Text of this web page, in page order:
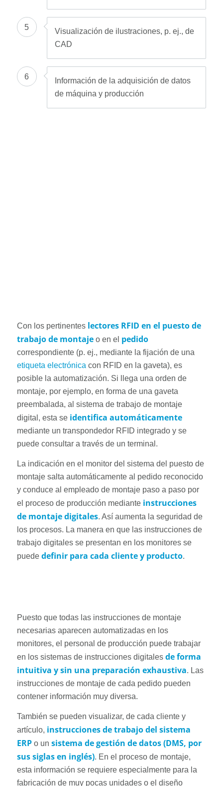
5
Visualización de ilustraciones, p. ej., de
CAD
6
Información de la adquisición de datos
de máquina y producción
Con los pertinentes lectores RFID en el puesto de
trabajo de montajeo en el pedido
correspondiente (p. ej., mediante la fijación de una
etiqueta electrónica con RFID en la gaveta), es
posible la automatización. Si llega una orden de
montaje, por ejemplo, en forma de una gaveta
preembalada, al sistema de trabajo de montaje
digital, esta se identifica automáticamente
mediante un transpondedor RFID integrado y se
puede consultar a través de un terminal.
La indicación en el monitor del sistema del puesto de
montaje salta automáticamente al pedido reconocido
y conduce al empleado de montaje paso a paso por
el proceso de producción mediante instrucciones
de montaje digitales. Así aumenta la seguridad de
los procesos. La manera en que las instrucciones de
trabajo digitales se presentan en los monitores se
puede definir para cada cliente y producto.
Puesto que todas las instrucciones de montaje
necesarias aparecen automatizadas en los
monitores, el personal de producción puede trabajar
en los sistemas de instrucciones digitales de forma
intuitiva y sin una preparación exhaustiva. Las
instrucciones de montaje de cada pedido pueden
contener información muy diversa.
También se pueden visualizar, de cada cliente y
artículo, instrucciones de trabajo del sistema
ERPo un sistema de gestión de datos (DMS, por
sus siglas en inglés). En el proceso de montaje,
esta información se requiere especialmente para la
fabricación de muy pocas unidades o el diseño